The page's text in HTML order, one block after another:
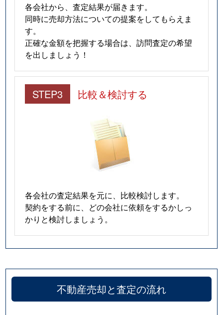
各会社から、査定結果が届きます。
同時に売却方法についての提案をしてもらえま
す。
正確な金額を把握する場合は、訪問査定の希望
を出しましょう！
STEP3 比較＆検討する
各会社の査定結果を元に、比較検討します。
契約をする前に、どの会社に依頼をするかしっ
かりと検討しましょう。
不動産売却と査定の流れ